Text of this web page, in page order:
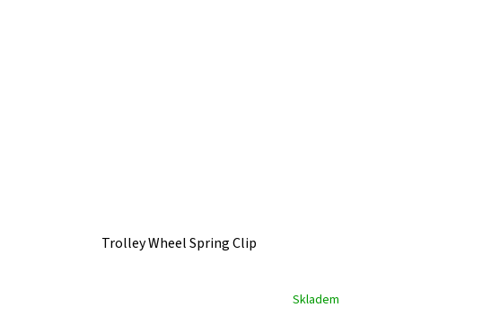
Trolley Wheel Spring Clip
Skladem